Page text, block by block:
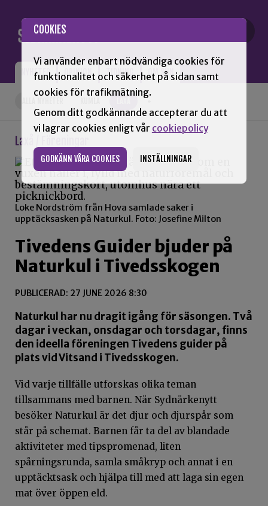
COOKIES
Vi använder enbart nödvändiga cookies för
funktionalitet och säkerhet på sidan samt
cookies för trafikmätning.
Genom ditt godkännande accepterar du att
vi lagrar cookies enligt vår cookiepolicy
GODKÄNN VÅRA COOKIES INSTÄLLNINGAR
NYHETER OPINION TIDNING OM SNN
+
Laxå / Föreningar
Loke Nordström från Hova samlade saker i
upptäcksasken på Naturkul. Foto: Josefine Milton
Tivedens Guider bjuder på
Naturkul i Tivedsskogen
PUBLICERAD: 27 JUNE 2026 8:30
Naturkul har nu dragit igång för säsongen. Två
dagar i veckan, onsdagar och torsdagar, finns
den ideella föreningen Tivedens guider på
plats vid Vitsand i Tivedsskogen.
Vid varje tillfälle utforskas olika teman
tillsammans med barnen. När Sydnärkenytt
besöker Naturkul är det djur och djurspår som
står på schemat. Barnen får ta del av blandade
aktiviteter med tipspromenad, liten
spårningsrunda, samla småkryp och annat i en
upptäcktsask och hjälpa till med att laga sin egen
mat över öppen eld.